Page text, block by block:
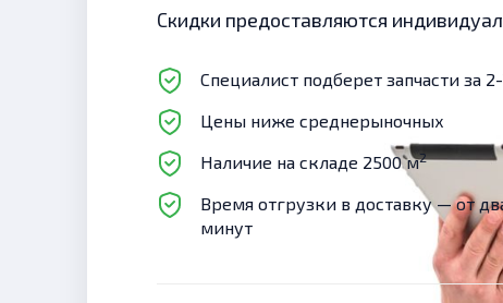
Скидки предоставляются
Специалист подберет запчасти за
Цены ниже среднерыночных
Наличие на складе 2500 м2
Время отгрузки в доставку — от
минут